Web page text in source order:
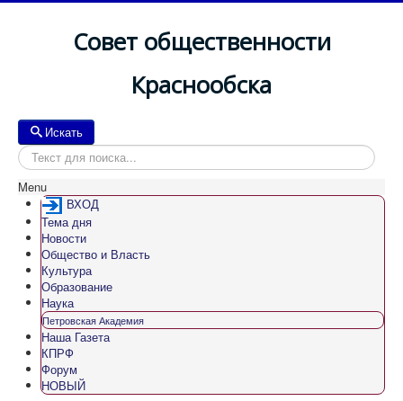
Совет общественности
Краснообска
Искать
Menu
ВХОД
Тема дня
Новости
Общество и Власть
Культура
Образование
Наука
Петровская Академия
Наша Газета
КПРФ
Форум
НОВЫЙ